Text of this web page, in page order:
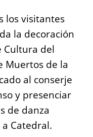
los visitantes
la decoración
Cultura del
Muertos de la
al conserje
y presenciar
de danza
Catedral.